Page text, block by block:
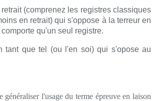
(comprenez les registres classiques
en retrait) qui s'oppose à la terreur en
qu'un seul registre.
tant que tel (ou l'en soi) qui s'opose au
généraliser l'usage du terme épreuve en laison